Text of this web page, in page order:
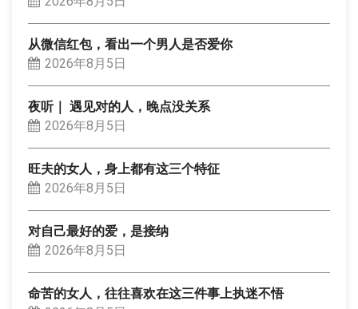
从微信红包，看出一个男人是否爱你
2026年8月5日
夜听｜ 遇见对的人，晚点没关系
2026年8月5日
旺夫的女人，身上都有这三个特征
2026年8月5日
对自己最好的爱，是接纳
2026年8月5日
命苦的女人，往往喜欢在这三件事上执迷不悟